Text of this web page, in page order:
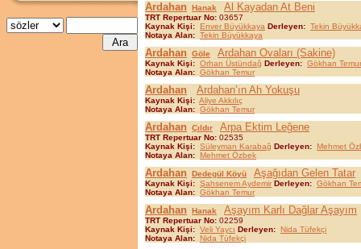
Ardahan Hanak Al Kayadan At Beni
TRT Repertuar No: 03657
Kaynak Kişi: Enver Büyükkaya Derleyen: Tekin
Notaya Alan: Tekin Büyükkaya
Ardahan Göle Ardahan Ovaları (Sakine)
Kaynak Kişi: Orhan Üstündağ Derleyen: Gökhan Temur
Notaya Alan: Gökhan Temur
Ardahan Ardahan’ın Ah Yokuşu
Kaynak Kişi: Aliye Akkılıç
Notaya Alan: Gökhan Temur
Ardahan Çıldır Arpa Ektim Leğene
TRT Repertuar No: 02535
Kaynak Kişi: Süleyman Karabağ Derleyen: Mehmet
Notaya Alan: Mehmet Özbek
Ardahan Dedegül Köyü Aşağıdan Gelen Tatar
Kaynak Kişi: Şahsenem Aydemir Derleyen: Gökhan
Notaya Alan: Gökhan Temur
Ardahan Hanak Aşayım Karlı Dağlar Aşayım
TRT Repertuar No: 02259
Kaynak Kişi: Veli Yaycı Derleyen: Nida Tüfekçi
Notaya Alan: Nida Tüfekçi